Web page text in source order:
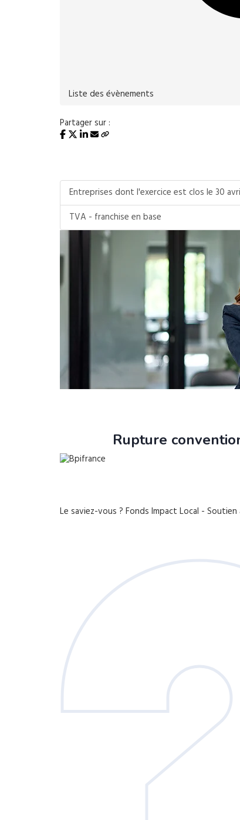
Liste des évènements
Partager sur :
Entreprises dont l'exercice est clos le 30
TVA - franchise en base
Rupture
Le saviez-vous ? Fonds Impact Local -